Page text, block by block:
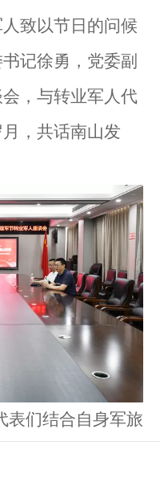
致以节日的问候
记徐勇，党委副
，与转业军人代
，共话南山发
表们结合自身军旅
畅谈感悟与体